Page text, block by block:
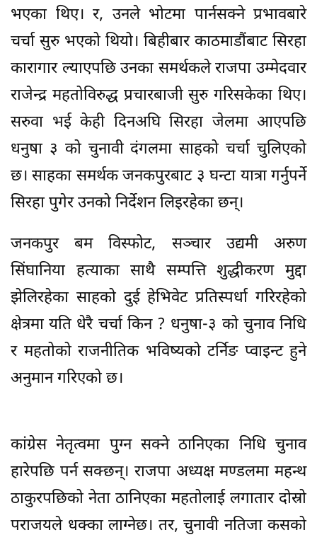
भएका थिए। र, उनले भोटमा पार्नसक्ने प्रभावबारे
चर्चा सुरु भएको थियो। बिहीबार काठमाडौंबाट सिरहा
कारागार ल्याएपछि उनका समर्थकले राजपा उम्मेदवार
राजेन्द्र महतोविरुद्ध प्रचारबाजी सुरु गरिसकेका थिए।
सरुवा भई केही दिनअघि सिरहा जेलमा आएपछि
धनुषा ३ को चुनावी दंगलमा साहको चर्चा चुलिएको
छ। साहका समर्थक जनकपुरबाट ३ घन्टा यात्रा गर्नुपर्ने
सिरहा पुगेर उनको निर्देशन लिइरहेका छन्।
जनकपुर बम विस्फोट, सञ्चार उद्यमी अरुण
सिंघानिया हत्याका साथै सम्पत्ति शुद्धीकरण मुद्दा
झेलिरहेका साहको दुई हेभिवेट प्रतिस्पर्धा गरिरहेको
क्षेत्रमा यति धेरै चर्चा किन ? धनुषा-३ को चुनाव निधि
र महतोको राजनीतिक भविष्यको टर्निङ प्वाइन्ट हुने
अनुमान गरिएको छ।
कांग्रेस नेतृत्वमा पुग्न सक्ने ठानिएका निधि चुनाव
हारेपछि पर्न सक्छन्। राजपा अध्यक्ष मण्डलमा महन्थ
ठाकुरपछिको नेता ठानिएका महतोलाई लगातार दोस्रो
पराजयले धक्का लाग्नेछ। तर, चुनावी नतिजा कसको